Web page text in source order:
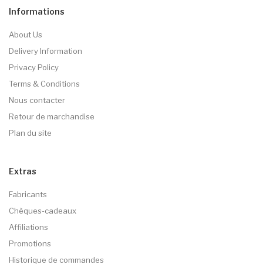
Informations
About Us
Delivery Information
Privacy Policy
Terms & Conditions
Nous contacter
Retour de marchandise
Plan du site
Extras
Fabricants
Chèques-cadeaux
Affiliations
Promotions
Historique de commandes